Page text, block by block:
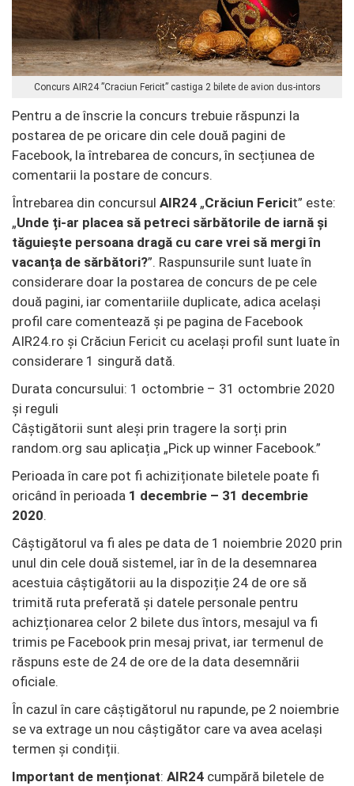
Concurs AIR24 ”Craciun Fericit” castiga 2 bilete de avion dus-intors
Pentru a de înscrie la concurs trebuie răspunzi la
postarea de pe oricare din cele două pagini de
Facebook, la întrebarea de concurs, în secțiunea de
comentarii la postare de concurs.
Întrebarea din concursul AIR24 „Crăciun Fericit” este:
„Unde ți-ar placea să petreci sărbătorile de iarnă și
tăguiește persoana dragă cu care vrei să mergi în
vacanța de sărbători?”. Raspunsurile sunt luate în
considerare doar la postarea de concurs de pe cele
două pagini, iar comentariile duplicate, adica același
profil care comentează și pe pagina de Facebook
AIR24.ro și Crăciun Fericit cu același profil sunt luate în
considerare 1 singură dată.
Durata concursului: 1 octombrie – 31 octombrie 2020
și reguli
Câștigătorii sunt aleși prin tragere la sorți prin
random.org sau aplicația „Pick up winner Facebook.”
Perioada în care pot fi achiziționate biletele poate fi
oricând în perioada 1 decembrie – 31 decembrie
2020.
Câștigătorul va fi ales pe data de 1 noiembrie 2020 prin
unul din cele două sistemel, iar în de la desemnarea
acestuia câștigătorii au la dispoziție 24 de ore să
trimită ruta preferată și datele personale pentru
achizționarea celor 2 bilete dus întors, mesajul va fi
trimis pe Facebook prin mesaj privat, iar termenul de
răspuns este de 24 de ore de la data desemnării
oficiale.
În cazul în care câștigătorul nu rapunde, pe 2 noiembrie
se va extrage un nou câștigător care va avea același
termen și condiții.
Important de menționat: AIR24 cumpără biletele de